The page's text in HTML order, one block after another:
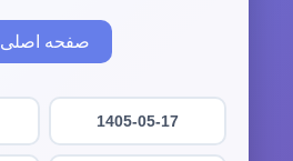
صفحه اصلی
1405-05-17